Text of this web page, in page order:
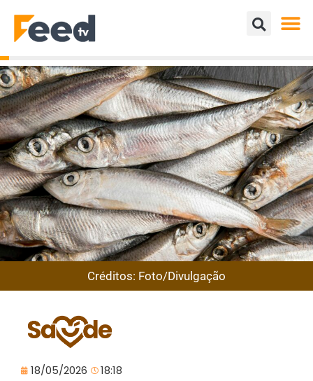
Créditos: Foto/Divulgação
18/05/2026 18:18